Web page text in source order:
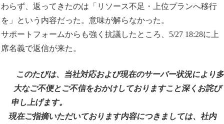
わらず、返ってきたのは「リソース不足・上位プランへ移行
を」という内容だった。意味が解らなかった。
サポートフォームからも強く抗議したところ、5/27 18:28に上
席名義で返信が来た。
このたびは、当社対応および現在のサーバー状況により
大なご不便とご不信をおかけしておりますこと深くお詫び
申し上げます。
現在ご指摘いただいております内容につきましては、社内